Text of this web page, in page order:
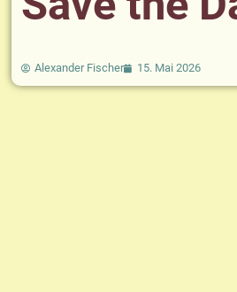
Alexander Fischer 15. Mai 2026